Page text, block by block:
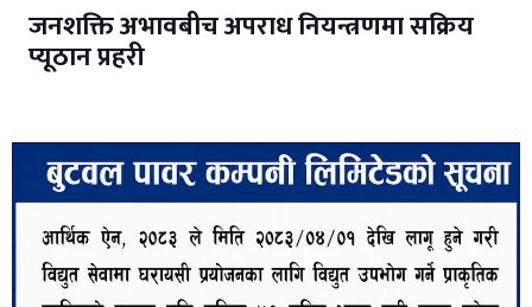
जनशक्ति अभावबीच अपराध नियन्त्रणमा सक्रिय
प्यूठान प्रहरी